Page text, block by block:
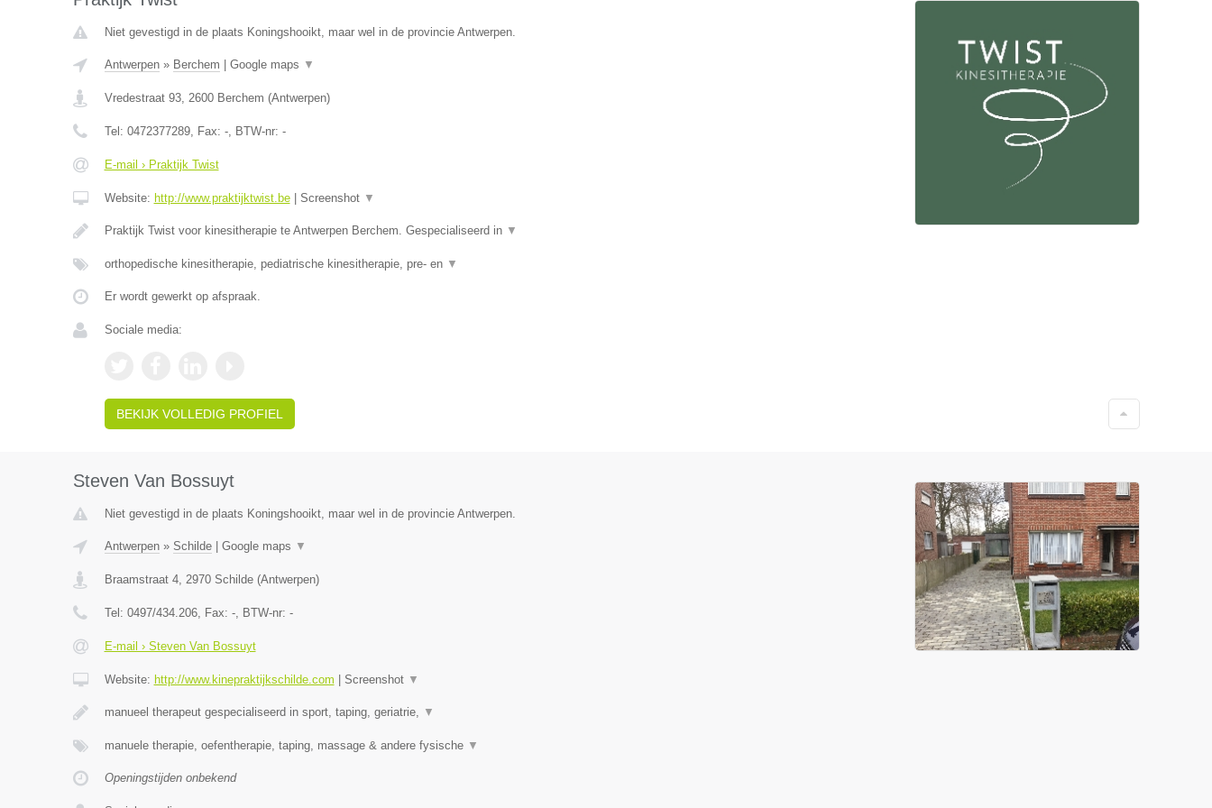
Niet gevestigd in de plaats Koningshooikt, maar wel in de provincie Antwerpen.
Antwerpen» Berchem Google maps ▼
Vredestraat 93, 2600 Berchem (Antwerpen)
Tel: 0472377289, Fax: -, BTW-nr: -
E-mail › Praktijk Twist
Website: http://www.praktijktwist.be| Screenshot ▼
Praktijk Twist voor kinesitherapie te Antwerpen Berchem. Gespecialiseerd in ▼
orthopedische kinesitherapie, pediatrische kinesitherapie, pre- en ▼
Er wordt gewerkt op afspraak.
Sociale media:
BEKIJK VOLLEDIG PROFIEL
Steven Van Bossuyt
Niet gevestigd in de plaats Koningshooikt, maar wel in de provincie Antwerpen.
Antwerpen» Schilde| Google maps ▼
Braamstraat 4, 2970 Schilde(Antwerpen)
Tel: 0497/434.206, Fax: -, BTW-nr: -
E-mail › Steven Van Bossuyt
Website: http://www.kinepraktijkschilde.com Screenshot ▼
manueel therapeut gespecialiseerd in sport, taping, geriatrie, ▼
manuele therapie, oefentherapie, taping, massage & andere fysische ▼
Openingstijden onbekend